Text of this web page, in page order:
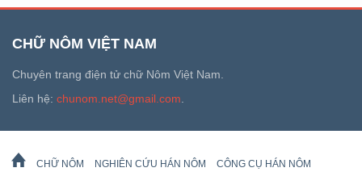
CHỮ NÔM VIỆT NAM
Chuyên trang điện tử chữ Nôm Việt Nam.
Liên hệ: chunom.net@gmail.com
CHỮ NÔM NGHIÊN CỨU HÁN NÔM CÔNG CỤ HÁN NÔM